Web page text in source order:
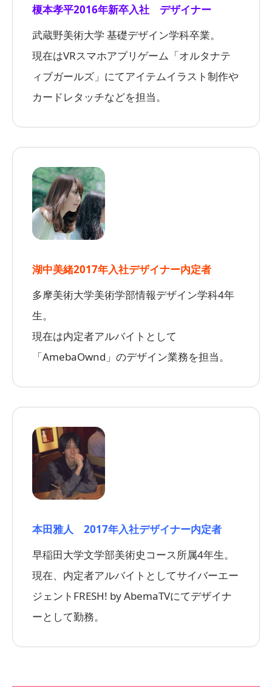
榎本孝平2016年新卒入社 デザイナー
武蔵野美術大学 基礎デザイン学科卒業。
現在はVRスマホアプリゲーム「オルタナテ
ィブガールズ」にてアイテムイラスト制作や
カードレタッチなどを担当。
湖中美緒2017年入社デザイナー内定者
多摩美術大学美術学部情報デザイン学科4年
生。
現在は内定者アルバイトとして
「AmebaOwnd」のデザイン業務を担当。
本田雅人 2017年入社デザイナー内定者
早稲田大学文学部美術史コース所属4年生。
現在、内定者アルバイトとしてサイバーエー
ジェントFRESH! by AbemaTVにてデザイナ
ーとして勤務。